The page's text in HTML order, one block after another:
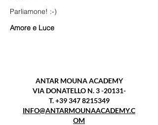
Parliamone! :-)
Amore e Luce
ANTAR MOUNA ACADEMY
VIA DONATELLO N. 3 -20131-
T.+39 347 8215349
INFO@ANTARMOUNAACADEMY.C
OM